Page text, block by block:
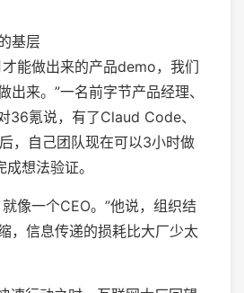
基层
能做出来的产品demo，我们
出来。”一名前字节产品经理、
36氪说，有了Claud Code、
，自己团队现在可以3小时做
想法验证。
像一个CEO。”他说，组织结
，信息传递的损耗比大厂少太